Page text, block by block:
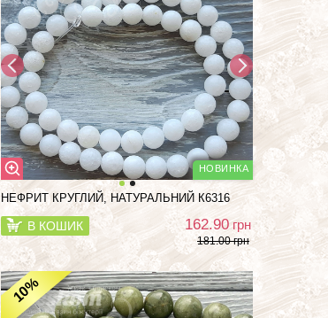
НЕФРИТ КРУГЛИЙ, НАТУРАЛЬНИЙ К6316
В КОШИК 162.90грн
181.00 грн
10%